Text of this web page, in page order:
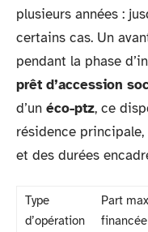
plusieurs années :
certains cas. Un
pendant la phase
prêt d’accession
d’un éco-ptz, ce
résidence
et des durées
Type
d’opération
Part